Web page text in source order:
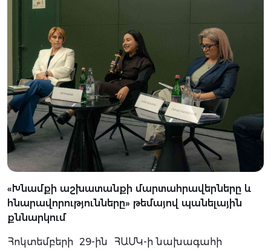
«Խնամքի աշխատանքի մարտահրավերները և
հնարավորությունները» թեմայով պանելային
քննարկում
Հոկտեմբերի 29-ին ՀԱՄԿ-ի նախագահի